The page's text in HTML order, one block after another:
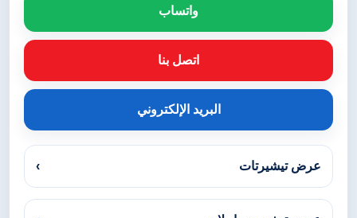
واتساب
اتصل بنا
البريد الإلكتروني
عرض تيشيرتات ›